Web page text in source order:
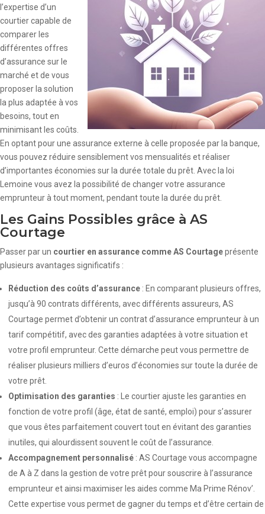
l’expertise d’un
courtier capable de
comparer les
différentes offres
d’assurance sur le
marché et de vous
proposer la solution
la plus adaptée à vos
besoins, tout en
minimisant les coûts.
En optant pour une assurance externe à celle proposée par la banque,
vous pouvez réduire sensiblement vos mensualités et réaliser
d’importantes économies sur la durée totale du prêt. Avec la loi
Lemoine vous avez la possibilité de changer votre assurance
emprunteur à tout moment, pendant toute la durée du prêt.
Les Gains Possibles grâce à AS
Courtage
Passer par un courtier en assurance comme AS Courtageprésente
plusieurs avantages significatifs :
Réduction des coûts d’assurance : En comparant plusieurs offres,
jusqu’à 90 contrats différents, avec différents assureurs, AS
Courtage permet d’obtenir un contrat d’assurance emprunteur à un
tarif compétitif, avec des garanties adaptées à votre situation et
votre profil emprunteur. Cette démarche peut vous permettre de
réaliser plusieurs milliers d’euros d’économies sur toute la durée de
votre prêt.
Optimisation des garanties : Le courtier ajuste les garanties en
fonction de votre profil (âge, état de santé, emploi) pour s’assurer
que vous êtes parfaitement couvert tout en évitant des garanties
inutiles, qui alourdissent souvent le coût de l’assurance.
Accompagnement personnalisé : AS Courtage vous accompagne
de A à Z dans la gestion de votre prêt pour souscrire à l’assurance
emprunteur et ainsi maximiser les aides comme Ma Prime Rénov’.
Cette expertise vous permet de gagner du temps et d’être certain de